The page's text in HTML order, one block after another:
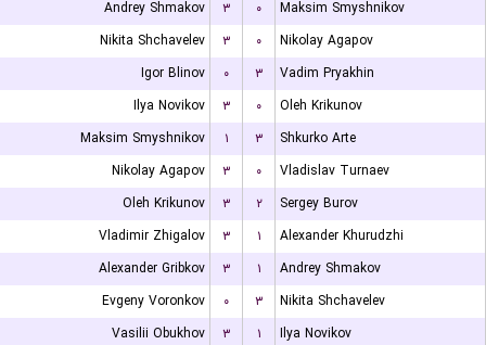
Andrey Shmakov
۳ ۰
Maksim Smyshnikov
Nikita Shchavelev
۳ ۰
Nikolay Agapov
Igor Blinov
۰ ۳
Vadim Pryakhin
Ilya Novikov
۳ ۰
Oleh Krikunov
Maksim Smyshnikov
۱ ۳
Shkurko Arte
Nikolay Agapov
۳ ۰
Vladislav Turnaev
Oleh Krikunov
۳ ۲
Sergey Burov
Vladimir Zhigalov
۳ ۱
Alexander Khurudzhi
Alexander Gribkov
۳ ۱
Andrey Shmakov
Evgeny Voronkov
۰ ۳
Nikita Shchavelev
Vasilii Obukhov
۳ ۱
Ilya Novikov